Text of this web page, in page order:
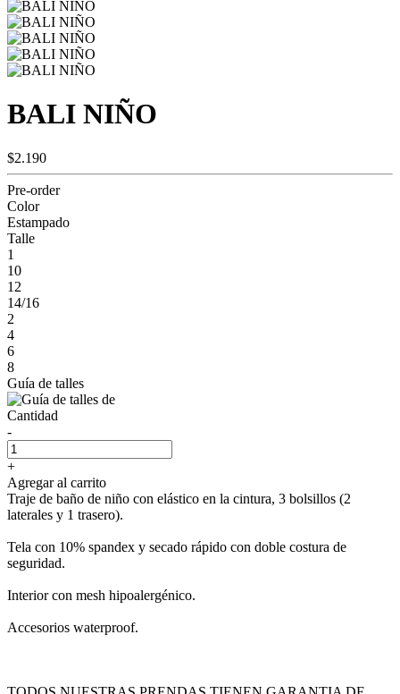
BALI NIÑO
$2.190
Pre-order
Color
Estampado
Talle
1
10
12
14/16
2
4
6
8
Guía de talles
Cantidad
-
+
Agregar al carrito
Traje de baño de niño con elástico en la cintura, 3 bolsillos (2
laterales y 1 trasero).
Tela con 10% spandex y secado rápido con doble costura de
seguridad.
Interior con mesh hipoalergénico.
Accesorios waterproof.